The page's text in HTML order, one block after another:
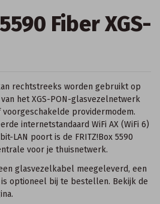
Fiber XGS-
rechtstreeks worden gebruikt op
het XGS-PON-glasvezelnetwerk
providermodem.
internetstandaard WiFi AX (WiFi 6)
LAN poort is de FRITZ!Box 5590
voor je thuisnetwerk.
glasvezelkabel meegeleverd, een
optioneel bij te bestellen. Bekijk de